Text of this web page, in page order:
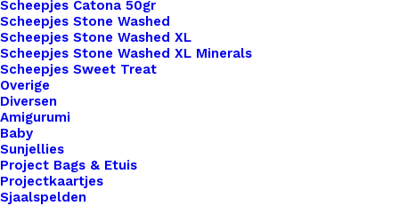
Scheepjes Catona 50gr
Scheepjes Stone Washed
Scheepjes Stone Washed XL
Scheepjes Stone Washed XL Minerals
Scheepjes Sweet Treat
Overige
Diversen
Amigurumi
Baby
Sunjellies
Project Bags & Etuis
Projectkaartjes
Sjaalspelden
Nog meer leuks!